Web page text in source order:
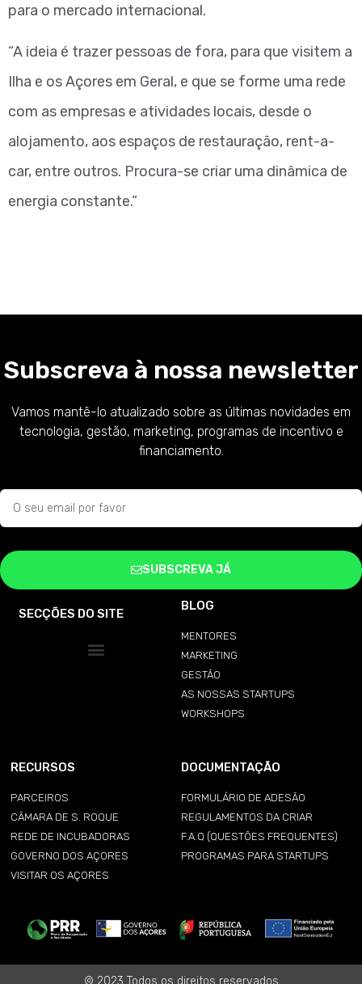
para o mercado internacional.
“A ideia é trazer pessoas de fora, para que visitem a
Ilha e os Açores em Geral, e que se forme uma rede
com as empresas e atividades locais, desde o
alojamento, aos espaços de restauração, rent-a-
car, entre outros. Procura-se criar uma dinâmica de
energia constante.”
Subscreva à nossa newsletter
Vamos mantê-lo atualizado sobre as últimas novidades em
tecnologia, gestão, marketing, programas de incentivo e
financiamento.
SUBSCREVA JÁ
SECÇÕES DO SITE
BLOG
MENTORES
MARKETING
GESTÃO
AS NOSSAS STARTUPS
WORKSHOPS
RECURSOS
PARCEIROS
CÂMARA DE S. ROQUE
REDE DE INCUBADORAS
GOVERNO DOS AÇORES
VISITAR OS AÇORES
DOCUMENTAÇÃO
FORMULÁRIO DE ADESÃO
REGULAMENTOS DA CRIAR
F.A.Q (QUESTÕES FREQUENTES)
PROGRAMAS PARA STARTUPS
© 2023 Todos os direitos reservados